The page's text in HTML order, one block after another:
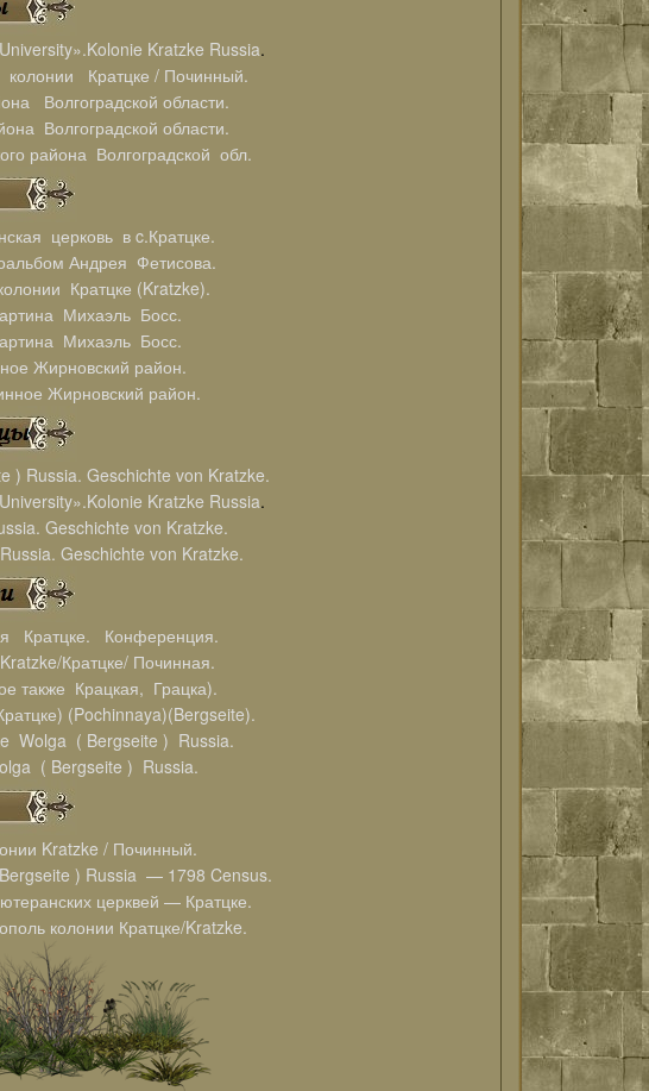
Kratzke Russia.
Кратцке / Починный.
Волгоградской области.
Волгоградской области.
района Волгоградской обл.
церковь в c.Кратцке.
Андрея Фетисова.
Кратцке (Kratzke).
Михаэль Босс.
Михаэль Босс.
Жирновский район.
Жирновский район.
) Russia. Geschichte von Kratzke.
Kratzke Russia.
Geschichte von Kratzke.
Geschichte von Kratzke.
Кратцке. Конференция.
Кратцке/ Починная.
также Крацкая, Грацка).
(Pochinnaya)(Bergseite).
Wolga ( Bergseite ) Russia.
( Bergseite ) Russia.
Kratzke / Починный.
) Russia — 1798 Census.
церквей — Кратцке.
колонии Кратцке/Kratzke.